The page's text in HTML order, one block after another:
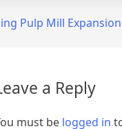
Pulp Mill
a Reply
must be logged in